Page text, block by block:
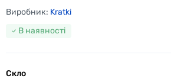
Виробник: Kratki
В наявності
Скло